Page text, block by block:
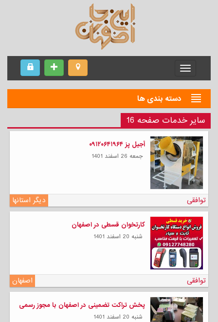
Menu
دسته بندی ها
سایر خدمات صفحه 16
آجیل پز ۰۹۱۲۰۶۴۱۹۶۴
جمعه 26 اسفند 1401
دیگر استانها توافقی
کارتخوان قسطی در اصفهان
شنبه 20 اسفند 1401
اصفهان توافقی
پخش تراکت تضمینی در اصفهان با مجوز رسمی
شنبه 20 اسفند 1401